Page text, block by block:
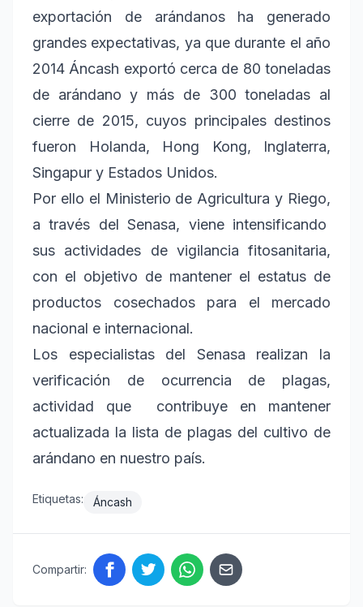
exportación de arándanos ha generado
grandes expectativas, ya que durante el año
2014 Áncash exportó cerca de 80 toneladas
de arándano y más de 300 toneladas al
cierre de 2015, cuyos principales destinos
fueron Holanda, Hong Kong, Inglaterra,
Singapur y Estados Unidos.
Por ello el Ministerio de Agricultura y Riego,
a través del Senasa, viene intensificando
sus actividades de vigilancia fitosanitaria,
con el objetivo de mantener el estatus de
productos cosechados para el mercado
nacional e internacional.
Los especialistas del Senasa realizan la
verificación de ocurrencia de plagas,
actividad que contribuye en mantener
actualizada la lista de plagas del cultivo de
arándano en nuestro país.
Etiquetas: Áncash
Compartir: